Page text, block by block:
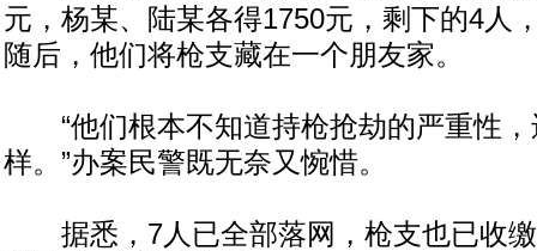
元，杨某、陆某各得1750元，剩下的4人
随后，他们将枪支藏在一个朋友家。
“他们根本不知道持枪抢劫的严重性，
样。”办案民警既无奈又惋惜。
据悉，7人已全部落网，枪支也已收缴